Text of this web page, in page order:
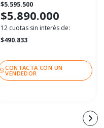
$5.595.500
$5.890.000
12 cuotas sin interés de:
$490.833
CONTACTA CON UN
VENDEDOR